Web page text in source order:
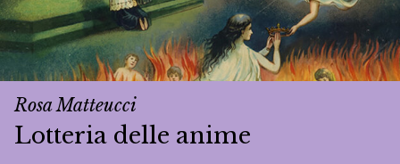
Rosa Matteucci
Lotteria delle anime